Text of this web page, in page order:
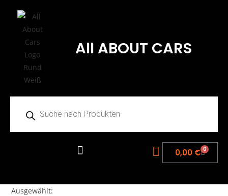
All ABOUT CARS
0,00 € 0
Ausgewählt: